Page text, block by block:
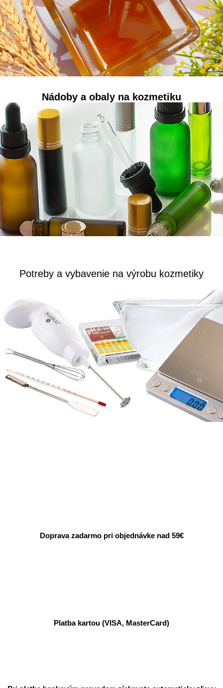
Nádoby a obaly na kozmetiku
Potreby a vybavenie na výrobu kozmetiky
Doprava zadarmo pri objednávke nad 59€
Platba kartou (VISA, MasterCard)